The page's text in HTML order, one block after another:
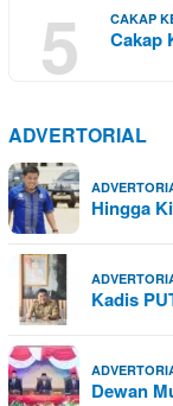
5 CAKAP
Cakap
ADVERTORIAL
Hingga
Kadis
Dewan